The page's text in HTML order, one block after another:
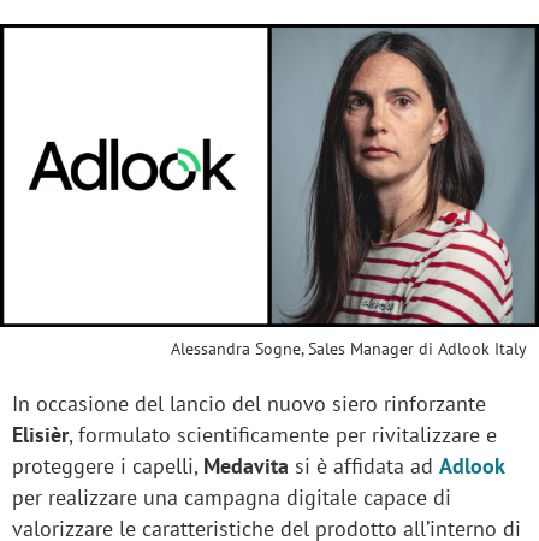
Alessandra Sogne, Sales Manager di Adlook Italy
In occasione del lancio del nuovo siero rinforzante
Elisièr, formulato scientificamente per rivitalizzare e
proteggere i capelli, Medavita si è affidata ad Adlook
per realizzare una campagna digitale capace di
valorizzare le caratteristiche del prodotto all’interno di